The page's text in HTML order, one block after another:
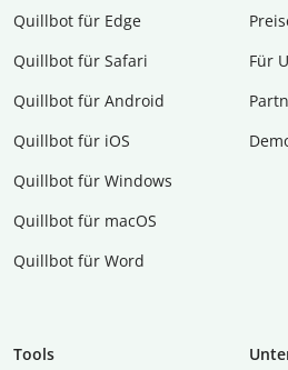
Quillbot für Edge
Quillbot für Safari
Quillbot für Android
Quillbot für iOS
Quillbot für Windows
Quillbot für macOS
Quillbot für Word
Für
Tools